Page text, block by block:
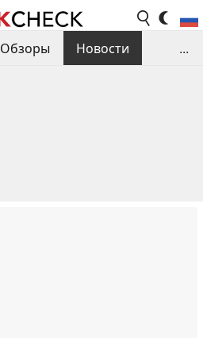
Обзоры
Новости
...